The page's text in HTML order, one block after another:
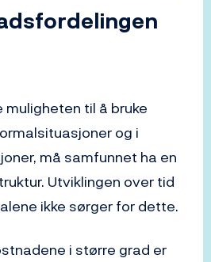
til å bruke
og i
må samfunnet ha en
Utviklingen over tid
ikke sørger for dette.
i større grad er